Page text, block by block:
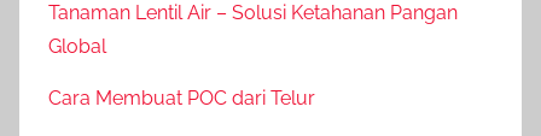
Tanaman Lentil Air – Solusi Ketahanan Pangan
Global
Cara Membuat POC dari Telur